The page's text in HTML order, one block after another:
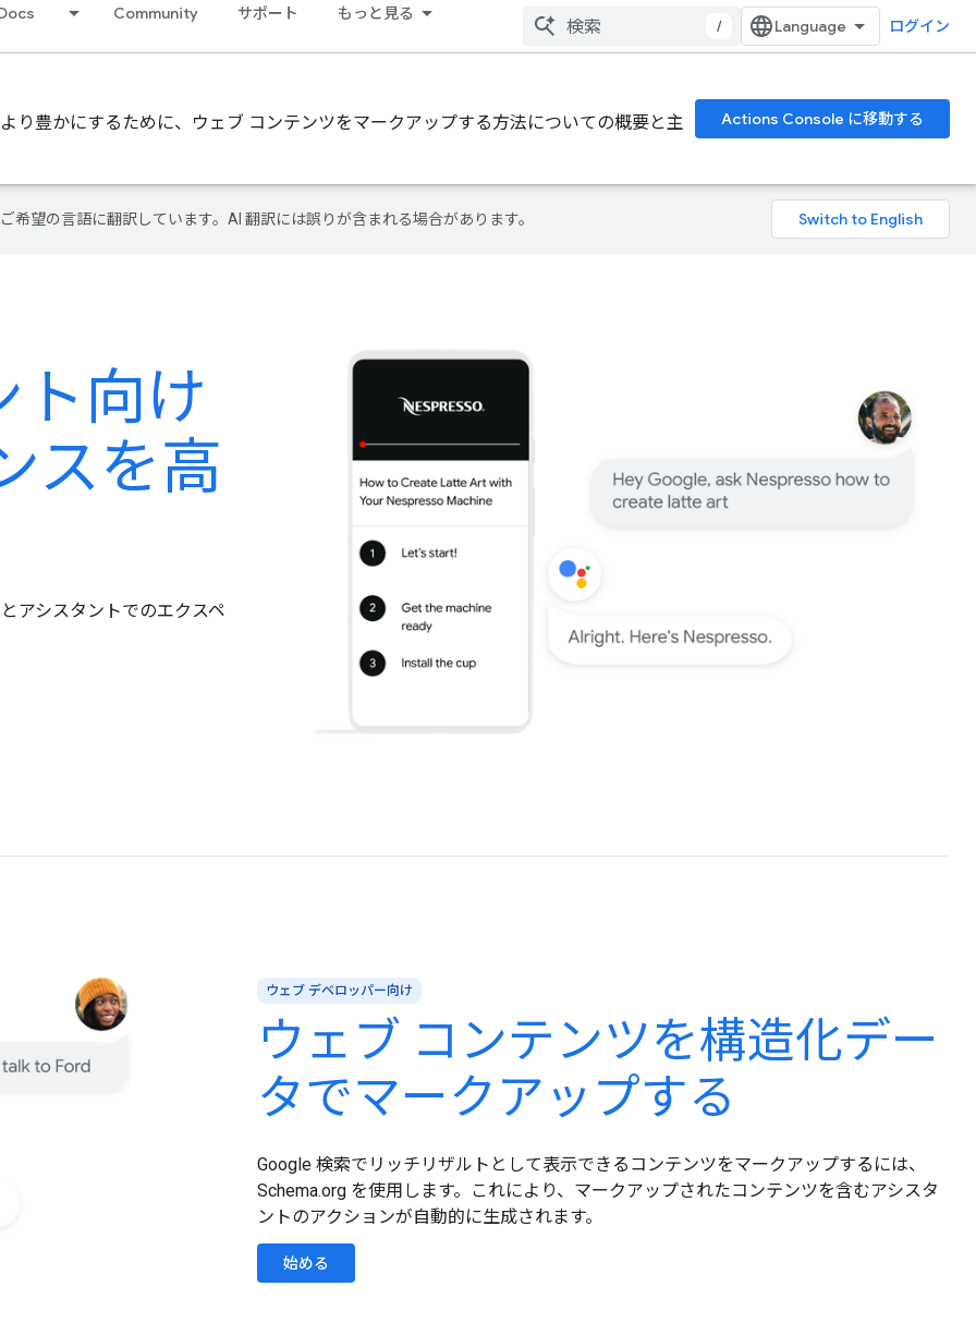
Community サポート もっと見る
/ ログイン
り豊かにするために、ウェブ コンテンツをマークアップする方法についての概要と主
Actions Console に移動する
希望の言語に翻訳しています。AI 翻訳には誤りが含まれる場合があります。
ト向け
スを高
アシスタントでのエクスペ
ウェブ デベロッパー向け
ウェブ コンテンツを構造化デー
タでマークアップする
Google 検索でリッチリザルトとして表示できるコンテンツをマークアップするには、
Schema.org を使用します。これにより、マークアップされたコンテンツを含むアシスタ
ントのアクションが自動的に生成されます。
始める